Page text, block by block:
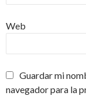
Web
Guardar mi
navegador para la